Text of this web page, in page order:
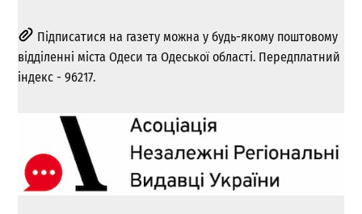
Підписатися на газету можна у будь-якому поштовому
відділенні міста Одеси та Одеської області. Передплатний
індекс - 96217.